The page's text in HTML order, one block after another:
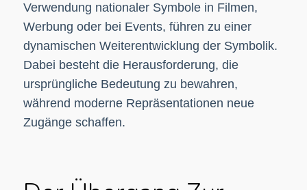
Verwendung nationaler Symbole in Filmen,
Werbung oder bei Events, führen zu einer
dynamischen Weiterentwicklung der Symbolik.
Dabei besteht die Herausforderung, die
ursprüngliche Bedeutung zu bewahren,
während moderne Repräsentationen neue
Zugänge schaffen.